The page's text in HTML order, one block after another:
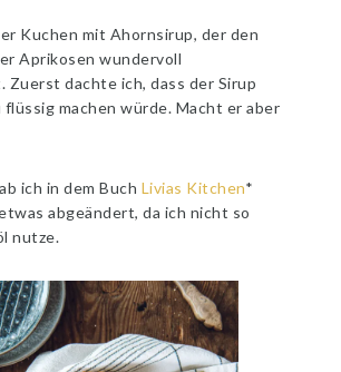
Kuchen mit Ahornsirup, der den
Aprikosen wundervoll
dachte ich, dass der Sirup
flüssig machen würde. Macht er aber
ich in dem Buch Livias Kitchen*
abgeändert, da ich nicht so
nutze.